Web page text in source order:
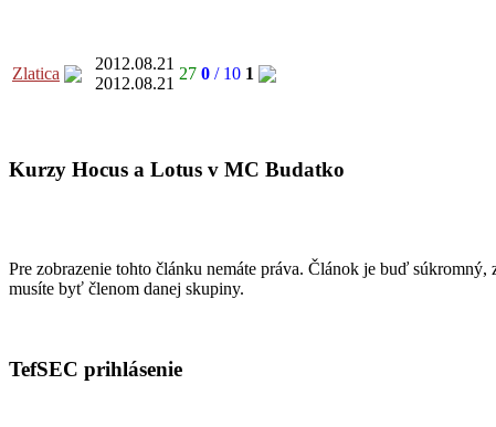
Zlatica
2012.08.21
2012.08.21
27 0 / 10 1
Kurzy Hocus a Lotus v MC Budatko
Pre zobrazenie tohto článku nemáte práva. Článok je buď
musíte byť členom danej skupiny.
TefSEC prihlásenie